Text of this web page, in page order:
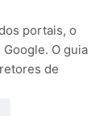
portais, o
O guia
de